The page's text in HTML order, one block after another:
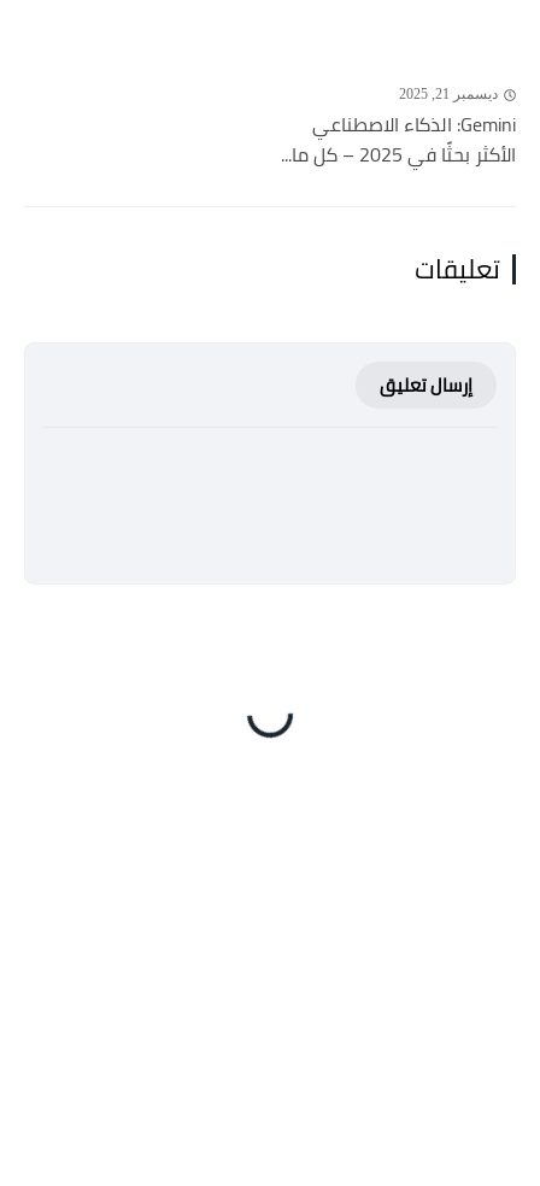
ديسمبر 21, 2025
Gemini: الذكاء الاصطناعي
الأكثر بحثًا في 2025 – كل ما...
تعليقات
إرسال تعليق